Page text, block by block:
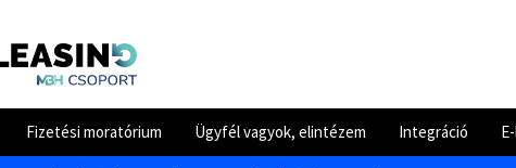
Fizetési moratórium Ügyfél vagyok, elintézem Integráció